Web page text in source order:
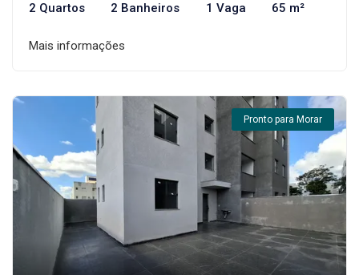
2 Quartos 2 Banheiros 1 Vaga 65 m²
Mais informações
Pronto para Morar